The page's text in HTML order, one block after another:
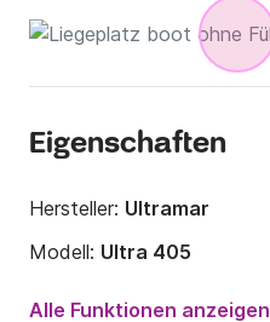
Eigenschaften
Hersteller: Ultramar
Modell: Ultra 405
Alle Funktionen anzeigen